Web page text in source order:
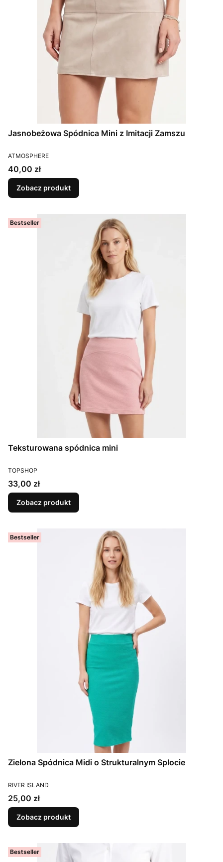
Jasnobeżowa Spódnica Mini z Imitacji Zamszu
PRODUCENT
ATMOSPHERE
Cena
40,00 zł
Zobacz produkt
Bestseller
Teksturowana spódnica mini
PRODUCENT
TOPSHOP
Cena
33,00 zł
Zobacz produkt
Bestseller
Zielona Spódnica Midi o Strukturalnym Splocie
PRODUCENT
RIVER ISLAND
Cena
25,00 zł
Zobacz produkt
Bestseller